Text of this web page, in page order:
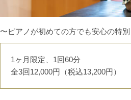
〜ピアノが初めての方でも安心の特
1ヶ月限定、1回60分
全3回12,000円（税込13,200円）